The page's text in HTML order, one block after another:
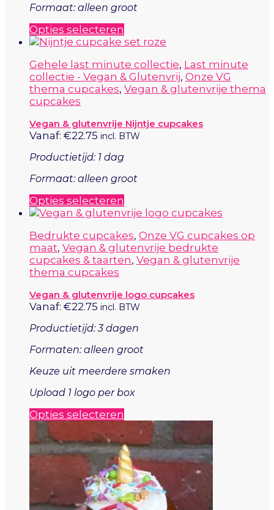
Formaat: alleen groot
Opties selecteren
product
meerdere
variaties.
Deze
gekozen
worden
productpagina
Gehele last minute collectie, Last minute
collectie - Vegan & Glutenvrij, Onze VG
thema cupcakes, Vegan & glutenvrije thema
cupcakes
Vegan & glutenvrije Nijntje cupcakes
Vanaf: €22.75 incl. BTW
Productietijd: 1 dag
Formaat: alleen groot
Opties selecteren
product
meerdere
variaties.
Deze
gekozen
worden
de
productpagina
Bedrukte cupcakes, Onze VG cupcakes op
maat, Vegan & glutenvrije bedrukte
cupcakes & taarten, Vegan & glutenvrije
thema cupcakes
Vegan & glutenvrije logo cupcakes
Vanaf: €22.75 incl. BTW
Productietijd: 3 dagen
Formaten: alleen groot
Keuze uit meerdere smaken
Upload 1 logo per box
Opties selecteren
product
heeft
meerdere
variaties.
Deze
optie
kan